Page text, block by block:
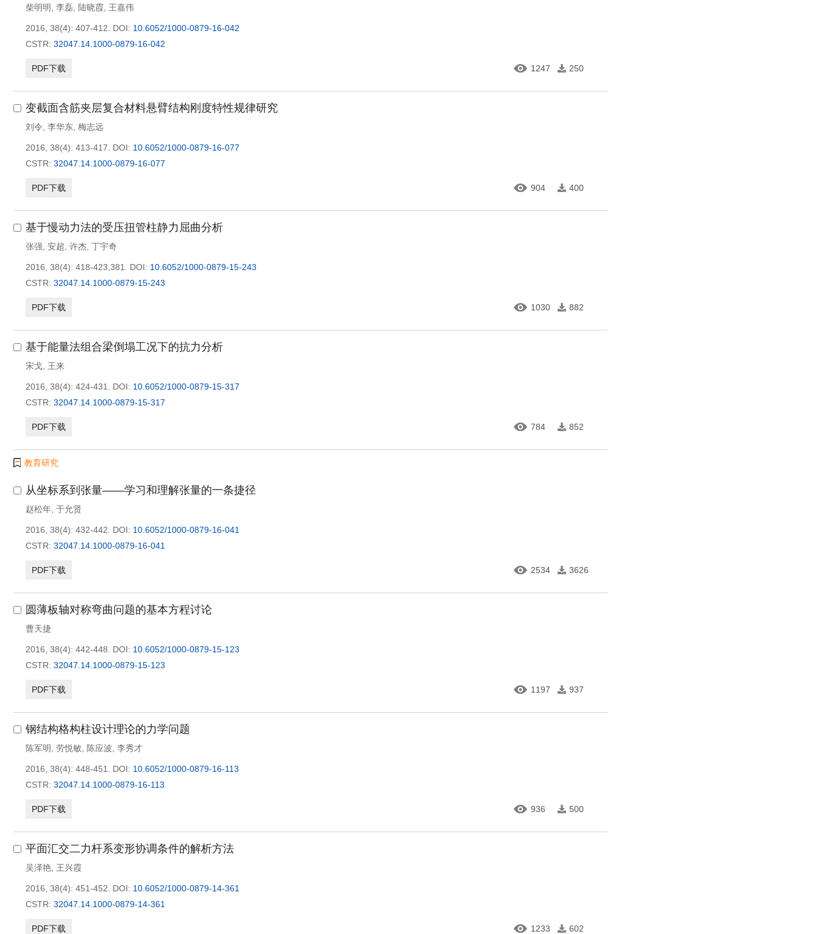
柴明明 李磊 陆晓霞 王嘉伟
2016, 38(4): 407-412. DOI: 10.6052/1000-0879-16-042
CSTR: 32047.14.1000-0879-16-042
PDF下载 1247 250
变截面含筋夹层复合材料悬臂结构刚度特性规律研究
刘令 李华东 梅志远
2016, 38(4): 413-417. DOI: 10.6052/1000-0879-16-077
CSTR: 32047.14.1000-0879-16-077
PDF下载 904 400
基于慢动力法的受压扭管柱静力屈曲分析
张强 安超 许杰 丁宇奇
2016, 38(4): 418-423,381. DOI: 10.6052/1000-0879-15-243
CSTR: 32047.14.1000-0879-15-243
PDF下载 1030 882
基于能量法组合梁倒塌工况下的抗力分析
宋戈 王来
2016, 38(4): 424-431. DOI: 10.6052/1000-0879-15-317
CSTR: 32047.14.1000-0879-15-317
PDF下载 784 852
教育研究
从坐标系到张量——学习和理解张量的一条捷径
赵松年 于允贤
2016, 38(4): 432-442. DOI: 10.6052/1000-0879-16-041
CSTR: 32047.14.1000-0879-16-041
PDF下载 2534 3626
圆薄板轴对称弯曲问题的基本方程讨论
曹天捷
2016, 38(4): 442-448. DOI: 10.6052/1000-0879-15-123
CSTR: 32047.14.1000-0879-15-123
PDF下载 1197 937
钢结构格构柱设计理论的力学问题
陈军明 劳悦敏 陈应波 李秀才
2016, 38(4): 448-451. DOI: 10.6052/1000-0879-16-113
CSTR: 32047.14.1000-0879-16-113
PDF下载 936 500
平面汇交二力杆系变形协调条件的解析方法
吴泽艳 王兴霞
2016, 38(4): 451-452. DOI: 10.6052/1000-0879-14-361
CSTR: 32047.14.1000-0879-14-361
PDF下载 1233 602